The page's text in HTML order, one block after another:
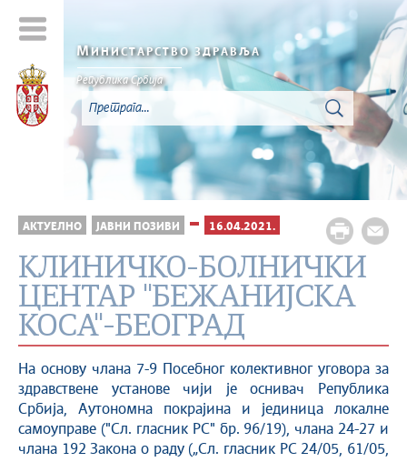
МИНИСТАРСТВО ЗДРАВЉА
Република Србија
АКТУЕЛНО ЈАВНИ ПОЗИВИ 16.04.2021.
КЛИНИЧКО-БОЛНИЧКИ
ЦЕНТАР ''БЕЖАНИЈСКА
КОСА''-БЕОГРАД
На основу члана 7-9 Посебног колективног уговора за
здравствене установе чији је оснивач Република
Србија, Аутономна покрајина и јединица локалне
самоуправе ("Сл. гласник РС" бр. 96/19), члана 24-27 и
члана 192 Закона о раду („Сл. гласник РС 24/05, 61/05,